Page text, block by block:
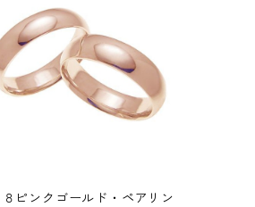
８ピンクゴールド・ペアリン